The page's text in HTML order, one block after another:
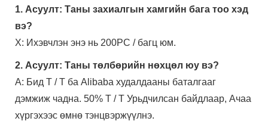
1. Асуулт: Таны захиалгын хамгийн бага тоо хэд
вэ?
Х: Ихэвчлэн энэ нь 200PC / багц юм.
2. Асуулт: Таны төлбөрийн нөхцөл юу вэ?
A: Бид T / T ба Alibaba худалдааны баталгааг
дэмжиж чадна. 50% T / T Урьдчилсан байдлаар, Ачаа
хүргэхээс өмнө тэнцвэржүүлнэ.